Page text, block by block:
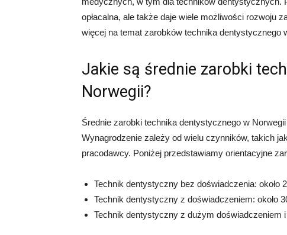
opłacalna, ale także daje wiele możliwości rozwoju
więcej na temat zarobków technika dentystycznego
Jakie są średnie zarobki
Norwegii?
Średnie zarobki technika dentystycznego w
Wynagrodzenie zależy od wielu czynników, takich
pracodawcy. Poniżej przedstawiamy orientacyjne
Technik dentystyczny bez doświadczenia: około
Technik dentystyczny z doświadczeniem: około
Technik dentystyczny z dużym doświadczeniem